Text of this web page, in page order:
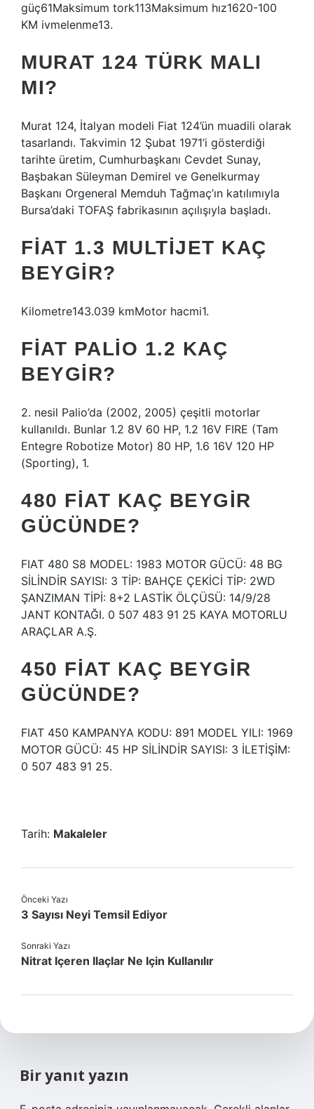
güç61Maksimum tork113Maksimum hız1620-100
KM ivmelenme13.
MURAT 124 TÜRK MALI
MI?
Murat 124, İtalyan modeli Fiat 124’ün muadili olarak
tasarlandı. Takvimin 12 Şubat 1971’i gösterdiği
tarihte üretim, Cumhurbaşkanı Cevdet Sunay,
Başbakan Süleyman Demirel ve Genelkurmay
Başkanı Orgeneral Memduh Tağmaç’ın katılımıyla
Bursa’daki TOFAŞ fabrikasının açılışıyla başladı.
FIAT 1.3 MULTIJET KAÇ
BEYGIR?
Kilometre143.039 kmMotor hacmi1.
FIAT PALIO 1.2 KAÇ
BEYGIR?
2. nesil Palio’da (2002, 2005) çeşitli motorlar
kullanıldı. Bunlar 1.2 8V 60 HP, 1.2 16V FIRE (Tam
Entegre Robotize Motor) 80 HP, 1.6 16V 120 HP
(Sporting), 1.
480 FIAT KAÇ BEYGIR
GÜCÜNDE?
FIAT 480 S8 MODEL: 1983 MOTOR GÜCÜ: 48 BG
SİLİNDİR SAYISI: 3 TİP: BAHÇE ÇEKİCİ TİP: 2WD
ŞANZIMAN TİPİ: 8+2 LASTİK ÖLÇÜSÜ: 14/9/28
JANT KONTAĞI. 0 507 483 91 25 KAYA MOTORLU
ARAÇLAR A.Ş.
450 FIAT KAÇ BEYGIR
GÜCÜNDE?
FIAT 450 KAMPANYA KODU: 891 MODEL YILI: 1969
MOTOR GÜCÜ: 45 HP SİLİNDİR SAYISI: 3 İLETİŞİM:
0 507 483 91 25.
Tarih: Makaleler
Önceki Yazı
3 Sayısı Neyi Temsil Ediyor
Sonraki Yazı
Nitrat Içeren Ilaçlar Ne Için Kullanılır
Bir yanıt yazın